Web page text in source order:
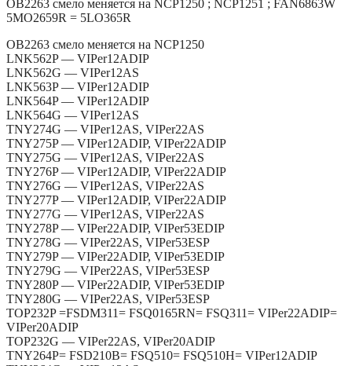
OB2263 смело меняется на NCP1250 ; NCP1251 ; FAN6863W
5MO2659R = 5LO365R
OB2263 смело меняется на NCP1250
LNK562P — VIPer12ADIP
LNK562G — VIPer12AS
LNK563P — VIPer12ADIP
LNK564P — VIPer12ADIP
LNK564G — VIPer12AS
TNY274G — VIPer12AS, VIPer22AS
TNY275P — VIPer12ADIP, VIPer22ADIP
TNY275G — VIPer12AS, VIPer22AS
TNY276P — VIPer12ADIP, VIPer22ADIP
TNY276G — VIPer12AS, VIPer22AS
TNY277P — VIPer12ADIP, VIPer22ADIP
TNY277G — VIPer12AS, VIPer22AS
TNY278P — VIPer22ADIP, VIPer53EDIP
TNY278G — VIPer22AS, VIPer53ESP
TNY279P — VIPer22ADIP, VIPer53EDIP
TNY279G — VIPer22AS, VIPer53ESP
TNY280P — VIPer22ADIP, VIPer53EDIP
TNY280G — VIPer22AS, VIPer53ESP
TOP232P =FSDM311= FSQ0165RN= FSQ311= VIPer22ADIP=
VIPer20ADIP
TOP232G — VIPer22AS, VIPer20ADIP
TNY264P= FSD210B= FSQ510= FSQ510H= VIPer12ADIP